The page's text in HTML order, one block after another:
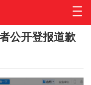
公开登报道歉